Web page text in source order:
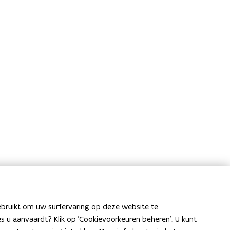
om uw surfervaring op deze website te
aanvaardt? Klik op 'Cookievoorkeuren beheren'. U kunt